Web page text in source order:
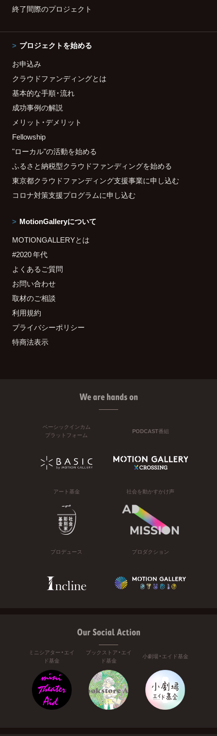
終了間際のプロジェクト
プロジェクトを始める
お申込み
クラウドファンディングとは
基本的な手順・流れ
成功事例の解説
メリット・デメリット
Fellowship
"ローカル"の活動を始める
ふるさと納税型クラウドファンディングを始める
東京都クラウドファンディング支援事業に申し込む
コロナ対策支援プログラムに申し込む
MotionGalleryについて
MOTIONGALLERYとは
#2020 年代
よくあるご質問
お問い合わせ
取材のご相談
利用規約
プライバシーポリシー
特商法表示
We are hands on
ベーシックインカム
プラットフォーム
PODCAST番組
アート基金 社会を動かすかけ声
プロデュース プロダクション
Our Social Action
ミニシアター・エイ
ド基金
ブックストア・エイ
ド基金
小劇場・エイド基金